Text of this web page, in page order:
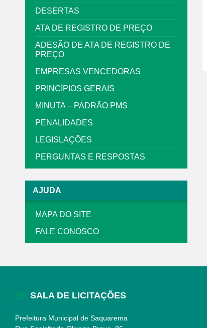
DESERTAS
ATA DE REGISTRO DE PREÇO
ADESÃO DE ATA DE REGISTRO DE
PREÇO
EMPRESAS VENCEDORAS
PRINCÍPIOS GERAIS
MINUTA – PADRÃO PMS
PENALIDADES
LEGISLAÇÕES
PERGUNTAS E RESPOSTAS
AJUDA
MAPA DO SITE
FALE CONOSCO
SALA DE LICITAÇÕES
Prefeitura Municipal de Saquarema